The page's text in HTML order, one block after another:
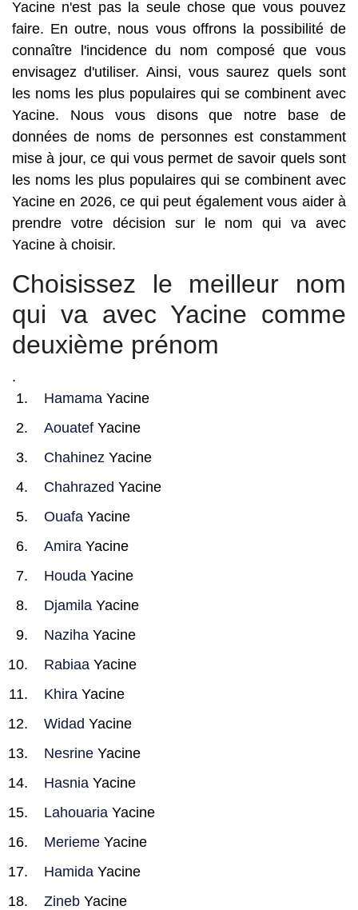
Yacine n'est pas la seule chose que vous pouvez
faire. En outre, nous vous offrons la possibilité de
connaître l'incidence du nom composé que vous
envisagez d'utiliser. Ainsi, vous saurez quels sont
les noms les plus populaires qui se combinent avec
Yacine. Nous vous disons que notre base de
données de noms de personnes est constamment
mise à jour, ce qui vous permet de savoir quels sont
les noms les plus populaires qui se combinent avec
Yacine en 2026, ce qui peut également vous aider à
prendre votre décision sur le nom qui va avec
Yacine à choisir.
Choisissez le meilleur nom
qui va avec Yacine comme
deuxième prénom
.
Hamama Yacine
Aouatef Yacine
Chahinez Yacine
Chahrazed Yacine
Ouafa Yacine
Amira Yacine
Houda Yacine
Djamila Yacine
Naziha Yacine
Rabiaa Yacine
Khira Yacine
Widad Yacine
Nesrine Yacine
Hasnia Yacine
Lahouaria Yacine
Merieme Yacine
Hamida Yacine
Zineb Yacine